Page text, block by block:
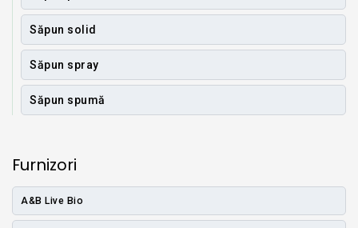
Săpun solid
Săpun spray
Săpun spumă
Furnizori
A&B Live Bio